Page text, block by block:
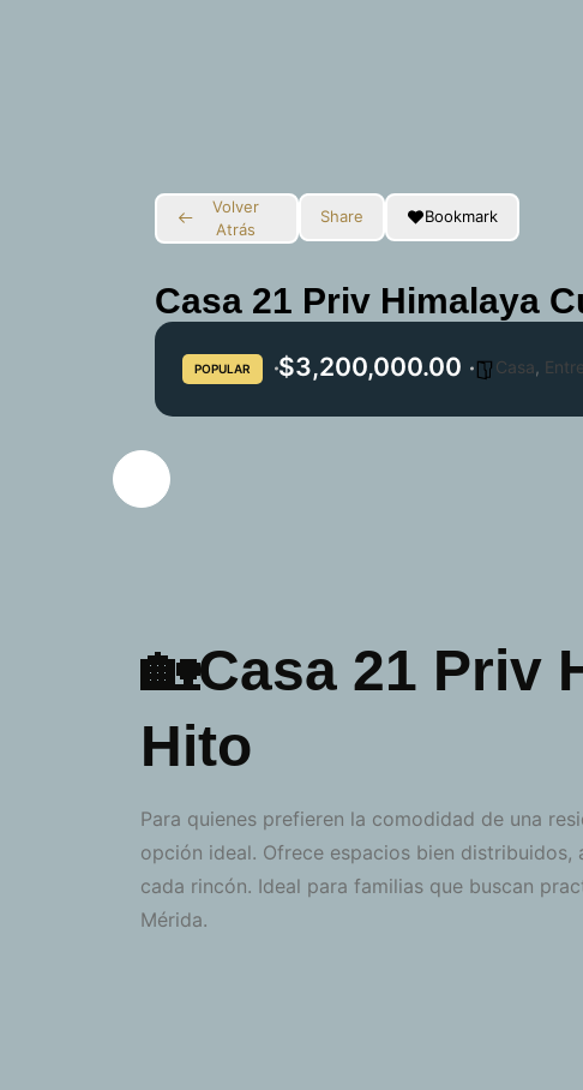
Volver
Atrás
Share Bookmark
Casa 21 Priv Himalaya
POPULAR $3,200,000.00 Casa,
🏡Casa 21 Priv
Hito
Para quienes prefieren la comodidad de una
opción ideal. Ofrece espacios bien
cada rincón. Ideal para familias que buscan
Mérida.